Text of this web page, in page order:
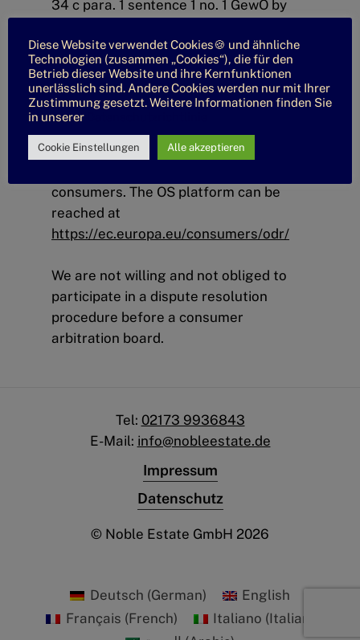
34 c para. 1 sentence 1 no. 1 GewO by
Mettmann(Neanderstraße 85, 40822
Mettmann)
The EU Commission has set up an
settlement of disputes (ODR platform)
consumers. The OS platform can be
reached at
https://ec.europa.eu/consumers/odr/
We are not willing and not obliged to
participate in a dispute resolution
procedure before a consumer
arbitration board.
Tel: 02173 9936843
E-Mail: info@nobleestate.de
Impressum
Datenschutz
© Noble Estate GmbH 2026
Diese Website verwendet Cookies🍪 und ähnliche
Technologien (zusammen „Cookies“), die für den
Betrieb dieser Website und ihre Kernfunktionen
unerlässlich sind. Andere Cookies werden nur mit Ihrer
Zustimmung gesetzt. Weitere Informationen finden Sie
in unserer
Cookie Einstellungen Alle akzeptieren
Deutsch (German)
English
Français (French) Italiano (Italian